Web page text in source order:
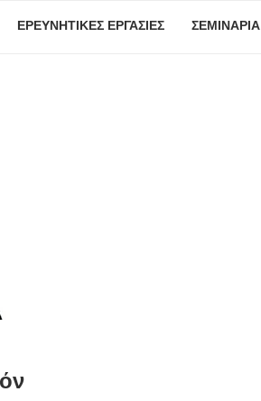
ΕΡΕΥΝΗΤΙΚΕΣ ΕΡΓΑΣΙΕΣ ΣΕΜΙΝΑΡΙΑ